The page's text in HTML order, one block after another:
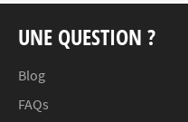
UNE QUESTION ?
Blog
FAQs